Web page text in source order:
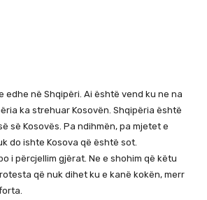
edhe në Shqipëri. Ai është vend ku ne na
ka strehuar Kosovën. Shqipëria është
së Kosovës. Pa ndihmën, pa mjetet e
do ishte Kosova që është sot.
i përcjellim gjërat. Ne e shohim që këtu
që nuk dihet ku e kanë kokën, merr